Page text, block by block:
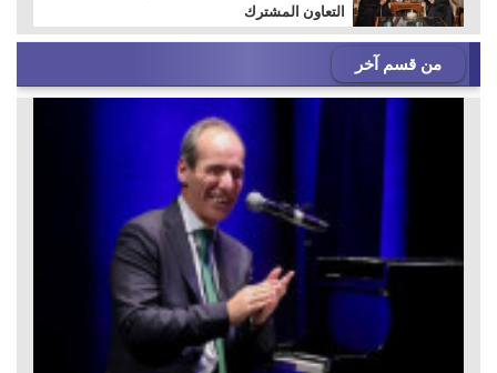
التعاون المشترك
من قسم آخر